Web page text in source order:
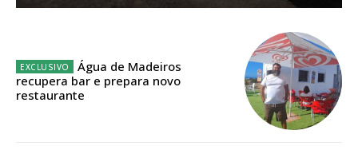
IMPRESSA
32
Água de Madeiros
recupera bar e prepara novo
restaurante